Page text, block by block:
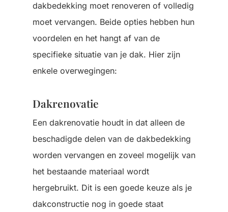
dakbedekking moet renoveren of volledig
moet vervangen. Beide opties hebben hun
voordelen en het hangt af van de
specifieke situatie van je dak. Hier zijn
enkele overwegingen:
Dakrenovatie
Een dakrenovatie houdt in dat alleen de
beschadigde delen van de dakbedekking
worden vervangen en zoveel mogelijk van
het bestaande materiaal wordt
hergebruikt. Dit is een goede keuze als je
dakconstructie nog in goede staat